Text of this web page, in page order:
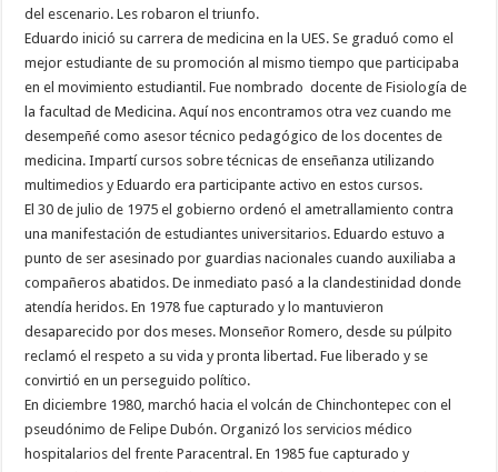
del escenario. Les robaron el triunfo.
Eduardo inició su carrera de medicina en la UES. Se graduó como el
mejor estudiante de su promoción al mismo tiempo que participaba
en el movimiento estudiantil. Fue nombrado docente de Fisiología de
la facultad de Medicina. Aquí nos encontramos otra vez cuando me
desempeñé como asesor técnico pedagógico de los docentes de
medicina. Impartí cursos sobre técnicas de enseñanza utilizando
multimedios y Eduardo era participante activo en estos cursos.
El 30 de julio de 1975 el gobierno ordenó el ametrallamiento contra
una manifestación de estudiantes universitarios. Eduardo estuvo a
punto de ser asesinado por guardias nacionales cuando auxiliaba a
compañeros abatidos. De inmediato pasó a la clandestinidad donde
atendía heridos. En 1978 fue capturado y lo mantuvieron
desaparecido por dos meses. Monseñor Romero, desde su púlpito
reclamó el respeto a su vida y pronta libertad. Fue liberado y se
convirtió en un perseguido político.
En diciembre 1980, marchó hacia el volcán de Chinchontepec con el
pseudónimo de Felipe Dubón. Organizó los servicios médico
hospitalarios del frente Paracentral. En 1985 fue capturado y